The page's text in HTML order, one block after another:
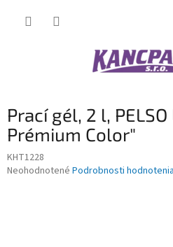
Prací gél, 2 l,
Prémium Color"
KHT1228
Priemerné
Neohodnotené Podrobnosti hodnotenia